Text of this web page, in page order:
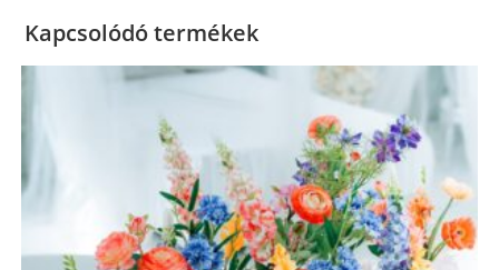
Kapcsolódó termékek